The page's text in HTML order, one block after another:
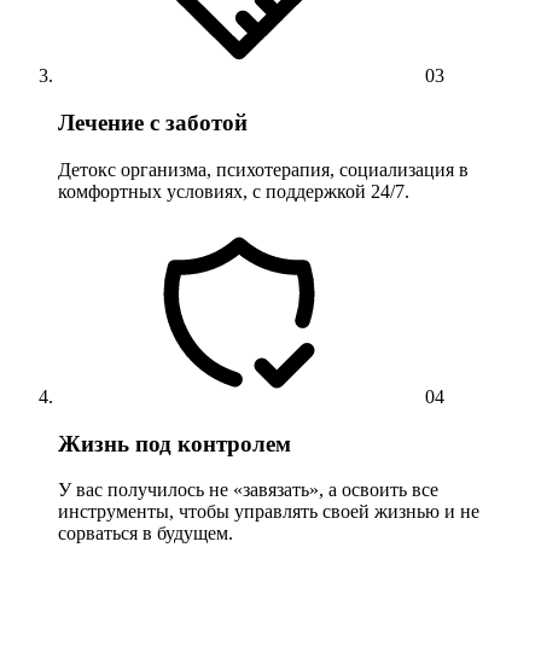
03
Лечение с заботой
Детокс организма, психотерапия, социализация в
комфортных условиях, с поддержкой 24/7.
04
Жизнь под контролем
У вас получилось не «завязать», а освоить все
инструменты, чтобы управлять своей жизнью и не
сорваться в будущем.